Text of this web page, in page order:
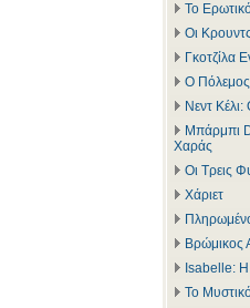
Το
Οι
Γκοτζίλα
Ο
Νεντ
Μπάρμπι
Χαράς
Οι Τρεις
Χάριετ
Βρώμικος
Isabelle: Η
Το